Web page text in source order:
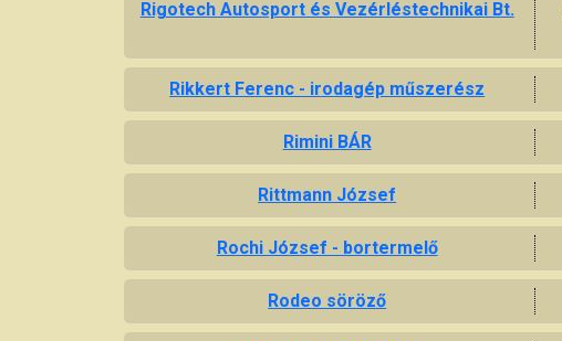
Rigotech Autosport és Vezérléstechnikai Bt.
Rikkert Ferenc - irodagép műszerész
Rimini BÁR
Rittmann József
Rochi József - bortermelő
Rodeo söröző